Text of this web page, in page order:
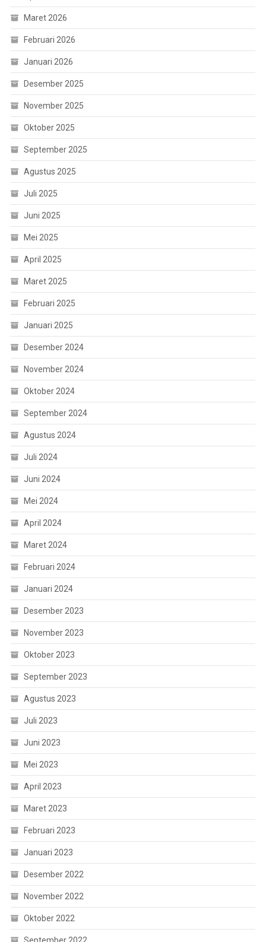
Maret 2026
Februari 2026
Januari 2026
Desember 2025
November 2025
Oktober 2025
September 2025
Agustus 2025
Juli 2025
Juni 2025
Mei 2025
April 2025
Maret 2025
Februari 2025
Januari 2025
Desember 2024
November 2024
Oktober 2024
September 2024
Agustus 2024
Juli 2024
Juni 2024
Mei 2024
April 2024
Maret 2024
Februari 2024
Januari 2024
Desember 2023
November 2023
Oktober 2023
September 2023
Agustus 2023
Juli 2023
Juni 2023
Mei 2023
April 2023
Maret 2023
Februari 2023
Januari 2023
Desember 2022
November 2022
Oktober 2022